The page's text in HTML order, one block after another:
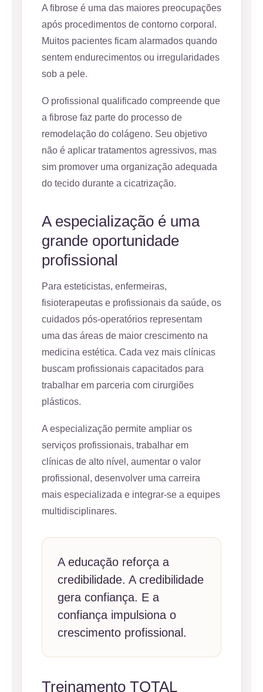
A fibrose é uma das maiores preocupações
após procedimentos de contorno corporal.
Muitos pacientes ficam alarmados quando
sentem endurecimentos ou irregularidades
sob a pele.
O profissional qualificado compreende que
a fibrose faz parte do processo de
remodelação do colágeno. Seu objetivo
não é aplicar tratamentos agressivos, mas
sim promover uma organização adequada
do tecido durante a cicatrização.
A especialização é uma
grande oportunidade
profissional
Para esteticistas, enfermeiras,
fisioterapeutas e profissionais da saúde, os
cuidados pós-operatórios representam
uma das áreas de maior crescimento na
medicina estética. Cada vez mais clínicas
buscam profissionais capacitados para
trabalhar em parceria com cirurgiões
plásticos.
A especialização permite ampliar os
serviços profissionais, trabalhar em
clínicas de alto nível, aumentar o valor
profissional, desenvolver uma carreira
mais especializada e integrar-se a equipes
multidisciplinares.
A educação reforça a
credibilidade. A credibilidade
gera confiança. E a
confiança impulsiona o
crescimento profissional.
Treinamento TOTAL